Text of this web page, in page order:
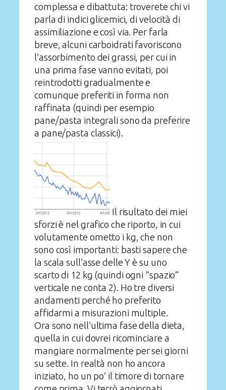
complessa e dibattuta: troverete chi vi
parla di indici glicemici, di velocità di
assimiliazione e così via. Per farla
breve, alcuni carboidrati favoriscono
l’assorbimento dei grassi, per cui in
una prima fase vanno evitati, poi
reintrodotti gradualmente e
comunque preferiti in forma non
raffinata (quindi per esempio
pane/pasta integrali sono da preferire
a pane/pasta classici).
Il risultato dei miei
sforzi è nel grafico che riporto, in cui
volutamente ometto i kg, che non
sono così importanti: basti sapere che
la scala sull’asse delle Y è su uno
scarto di 12 kg (quindi ogni “spazio”
verticale ne conta 2). Ho tre diversi
andamenti perché ho preferito
affidarmi a misurazioni multiple.
Ora sono nell’ultima fase della dieta,
quella in cui dovrei ricominciare a
mangiare normalmente per sei giorni
su sette. In realtà non ho ancora
iniziato, ho un po’ il timore di tornare